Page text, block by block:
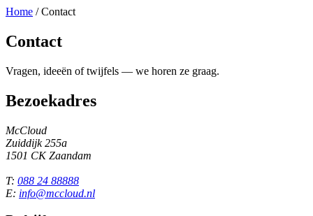
Home /Contact
Contact
Vragen, ideeën of twijfels — we horen ze graag.
Bezoekadres
McCloud
Zuiddijk 255a
1501 CK Zaandam
T: 088 24 88888
E: info@mccloud.nl